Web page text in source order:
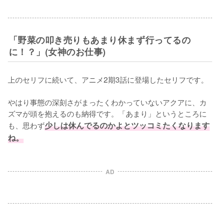
「野菜の叩き売りもあまり休まず行ってるの
に！？」(女神のお仕事)
上のセリフに続いて、アニメ2期3話に登場したセリフです。
やはり事態の深刻さがまったくわかっていないアクアに、カ
ズマが頭を抱えるのも納得です。「あまり」というところに
も、思わず少しは休んでるのかよとツッコミたくなります
ね。
AD